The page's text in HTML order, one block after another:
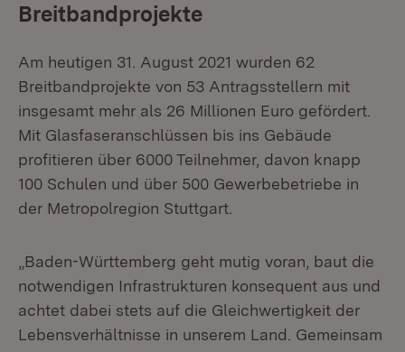
Breitbandprojekte
Am heutigen 31. August 2021 wurden 62
Breitbandprojekte von 53 Antragsstellern mit
insgesamt mehr als 26 Millionen Euro gefördert.
Mit Glasfaseranschlüssen bis ins Gebäude
profitieren über 6000 Teilnehmer, davon knapp
100 Schulen und über 500 Gewerbebetriebe in
der Metropolregion Stuttgart.
„Baden-Württemberg geht mutig voran, baut die
notwendigen Infrastrukturen konsequent aus und
achtet dabei stets auf die Gleichwertigkeit der
Lebensverhältnisse in unserem Land. Gemeinsam